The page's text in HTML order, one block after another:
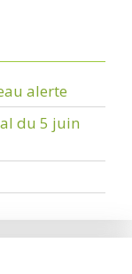
alerte
du 5 juin